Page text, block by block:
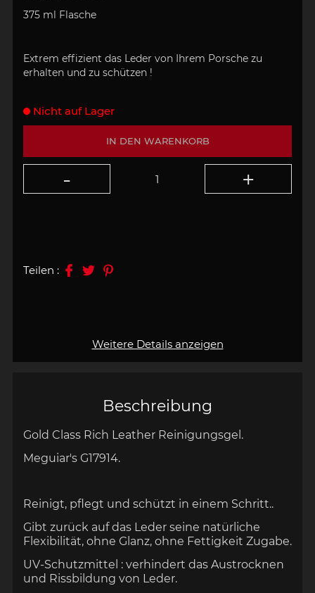
Beschreibung
Gold Class Rich Leather Reinigungsgel.
Meguiar's G17914.
Reinigt, pflegt und schützt in einem Schritt..
Gibt zurück auf das Leder seine natürliche
Flexibilität, ohne Glanz, ohne Fettigkeit Zugabe.
UV-Schutzmittel : verhindert das Austrocknen
und Rissbildung von Leder.
375 ml Flasche
Extrem effizient das Leder von Ihrem Porsche zu
erhalten und zu schützen !
Weitere Details anzeigen
IN DEN WARENKORB
Nicht auf Lager
Teilen :